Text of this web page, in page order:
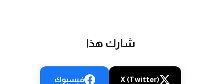
شارك هذا
X (Twitter) فيسبوك